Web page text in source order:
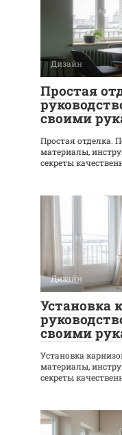
Дизайн
Простая
своими
Простая отделка.
материалы,
секреты
Дизайн
Установка
своими
Установка
материалы,
секреты